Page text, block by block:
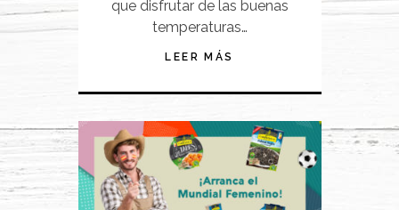
que disfrutar de las buenas
temperaturas…
LEER MÁS